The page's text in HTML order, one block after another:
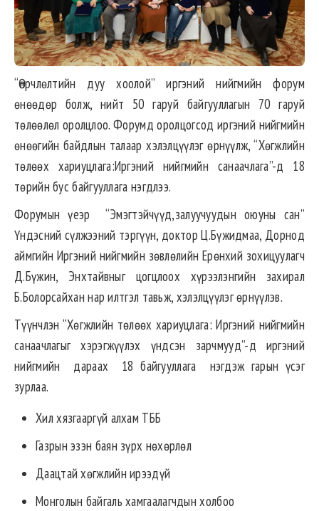
“Өөрчлөлтийн дуу хоолой” иргэний нийгмийн форум
өнөөдөр болж, нийт 50 гаруй байгууллагын 70 гаруй
төлөөлөл оролцлоо. Форумд оролцогсод иргэний нийгмийн
өнөөгийн байдлын талаар хэлэлцүүлэг өрнүүлж, “Хөгжлийн
төлөөх хариуцлага:Иргэний нийгмийн санаачлага”-д 18
төрийн бус байгууллага нэгдлээ.
Форумын үеэр “Эмэгтэйчүүд,залуучуудын оюуны сан”
Үндэсний сүлжээний тэргүүн, доктор Ц.Бүжидмаа, Дорнод
аймгийн Иргэний нийгмийн зөвлөлийн Ерөнхий зохицуулагч
Д.Бүжин, Энхтайвныг цогцлоох хүрээлэнгийн захирал
Б.Болорсайхан нар илтгэл тавьж, хэлэлцүүлэг өрнүүлэв.
Түүнчлэн “Хөгжлийн төлөөх хариуцлага: Иргэний нийгмийн
санаачлагыг хэрэгжүүлэх үндсэн зарчмууд”-д иргэний
нийгмийн дараах 18 байгууллага нэгдэж гарын үсэг
зурлаа.
Хил хязгааргүй алхам ТББ
Газрын эзэн баян зүрх нөхөрлөл
Даацтай хөгжлийн ирээдүй
Монголын байгаль хамгаалагчдын холбоо